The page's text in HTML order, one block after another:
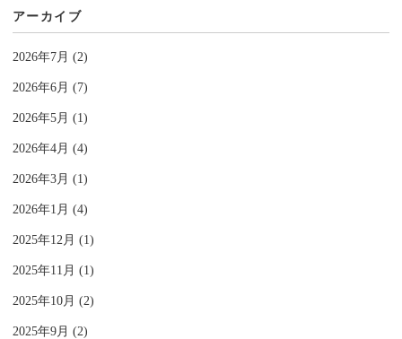
アーカイブ
2026年7月 (2)
2026年6月 (7)
2026年5月 (1)
2026年4月 (4)
2026年3月 (1)
2026年1月 (4)
2025年12月 (1)
2025年11月 (1)
2025年10月 (2)
2025年9月 (2)